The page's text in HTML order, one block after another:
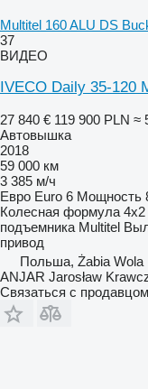
Multitel 160 ALU DS
37
ВИДЕО
IVECO Daily 35-120
27 840 € 119 900 PLN ≈
Автовышка
2018
59 000 км
3 385 м/ч
Евро Euro 6 Мощность
Колесная формула 4x2
подъемника Multitel
привод
Польша, Żabia Wola
ANJAR Jarosław
Связаться с продавцом